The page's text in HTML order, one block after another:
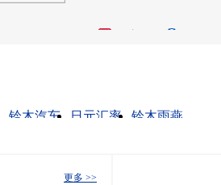
铃木汽车 日元汇率
铃木雨燕
更多 >>